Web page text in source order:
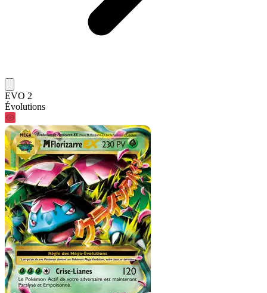
EVO 2
Évolutions